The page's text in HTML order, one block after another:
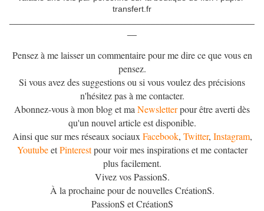
transfert.fr
Pensez à me laisser un commentaire pour me dire ce que vous en
pensez.
Si vous avez des suggestions ou si vous voulez des précisions
n'hésitez pas à me contacter.
Abonnez-vous à mon blog et ma Newsletterpour être averti dès
qu'un nouvel article est disponible.
Ainsi que sur mes réseaux sociaux Facebook, Twitter, Instagram,
YoutubeetPinterestpour voir mes inspirations et me contacter
plus facilement.
Vivez vos PassionS.
À la prochaine pour de nouvelles CréationS.
PassionS et CréationS